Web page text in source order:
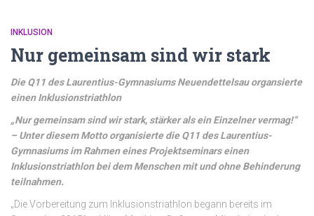
INKLUSION
Nur gemeinsam sind wir stark
Die Q11 des Laurentius-Gymnasiums Neuendettelsau organsierte
einen Inklusionstriathlon
„Nur gemeinsam sind wir stark, stärker als ein Einzelner vermag!“
– Unter diesem Motto organisierte die Q11 des Laurentius-
Gymnasiums im Rahmen eines Projektseminars einen
Inklusionstriathlon bei dem Menschen mit und ohne Behinderung
teilnahmen.
„Die Vorbereitung zum Inklusionstriathlon begann bereits im